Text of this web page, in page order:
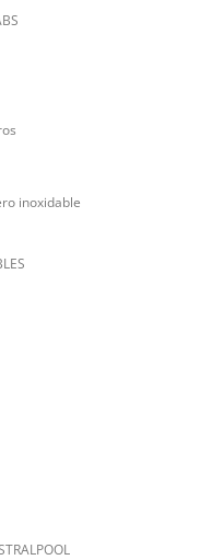
inoxidable